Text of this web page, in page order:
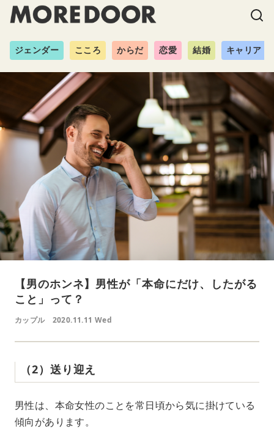
ジェンダー こころ からだ 恋愛 結婚 キャリア
【男のホンネ】男性が「本命にだけ、したがる
こと」って？
カップル 2020.11.11 Wed
（2）送り迎え
男性は、本命女性のことを常日頃から気に掛けている
傾向があります。